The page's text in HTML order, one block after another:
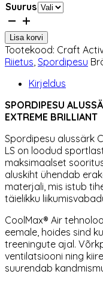
Suurus
Alussärk
naistele
Craft
Active
Extreme
Brilliant
kogus
Lisa korvi
Tootekood: Craft
Riietus, Spordipesu
Kirjeldus
SPORDIPESU
EXTREME BRILLIANT
Spordipesu alussärk
LS on loodud
maksimaalset
aluskiht ühendab
materjali, mis istub
täielikku
CoolMax® Air
eemale, hoides sind
treeningute ajal.
ventilatsiooni ning
suurendab